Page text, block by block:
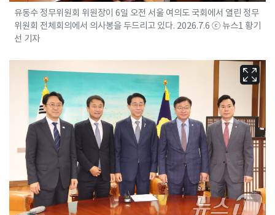
유동수 정무위원회 위원장이 6일 오전 서울 여의도 국회에서 열린 정무
위원회 전체회의에서 의사봉을 두드리고 있다. 2026.7.6 ⓒ 뉴스1 황기
선 기자